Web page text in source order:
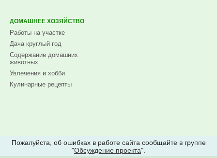
ДОМАШНЕЕ ХОЗЯЙСТВО
Работы на участке
Дача круглый год
Содержание домашних
животных
Увлечения и хобби
Кулинарные рецепты
Пожалуйста, об ошибках в работе сайта сообщайте в группе
"Обсуждение проекта".